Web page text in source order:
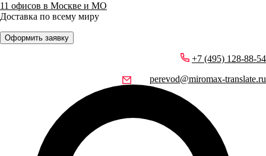
11 офисов в Москве и МО
Доставка по всему миру
Оформить заявку
+7 (495) 128-88-54
perevod@miromax-translate.ru